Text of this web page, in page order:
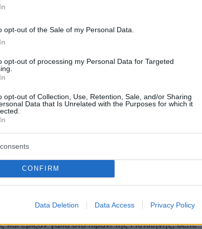
opt-out of the Sale of my Personal Data.
opt-out of processing my Personal Data for Targeted
opt-out of Collection, Use, Retention, Sale, and/or Sharing
Data that Is Unrelated with the Purposes for which it
CONFIRM
Data Deletion Data Access Privacy Policy
οι κινητοποιήσεις των
στη Μυτιλήνη για τα
του αφθώδους πυρετού
και καταστήματα είναι κλειστά σήμερα μετά
απεργιακές αποφάσεις των τοπικών φορέων
2
πίσω οι αγρότες,
το μπλόκο στο λιμάνι της
έριξαν γάλα στο λιμάνι της Μυτιλήνης, δείτε